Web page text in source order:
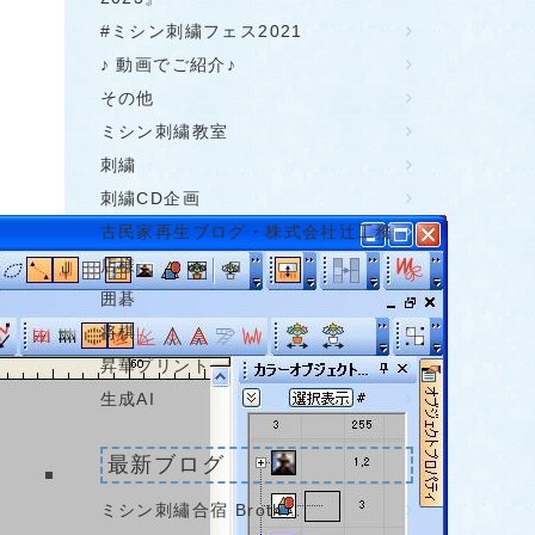
#ミシン刺繍フェス2021
♪ 動画でご紹介♪
その他
ミシン刺繍教室
刺繍
刺繍CD企画
古民家再生ブログ・株式会社辻工務
店様
囲碁
将棋
昇華プリント
生成AI
最新ブログ
ミシン刺繡合宿 Broth…